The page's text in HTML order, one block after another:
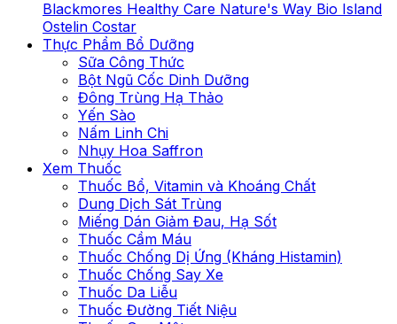
Blackmores Healthy Care Nature's Way Bio Island
Ostelin Costar
Thực Phẩm Bổ Dưỡng
Sữa Công Thức
Bột Ngũ Cốc Dinh Dưỡng
Đông Trùng Hạ Thảo
Yến Sào
Nấm Linh Chi
Nhụy Hoa Saffron
Xem Thuốc
Thuốc Bổ, Vitamin và Khoáng Chất
Dung Dịch Sát Trùng
Miếng Dán Giảm Đau, Hạ Sốt
Thuốc Cầm Máu
Thuốc Chống Dị Ứng (Kháng Histamin)
Thuốc Chống Say Xe
Thuốc Da Liễu
Thuốc Đường Tiết Niệu